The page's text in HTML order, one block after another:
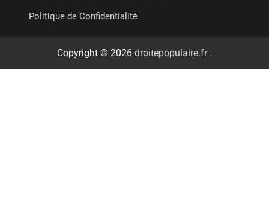
Politique de Confidentialité
Copyright © 2026 droitepopulaire.fr.